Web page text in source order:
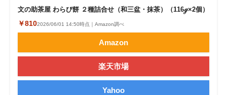
文の助茶屋 わらび餅 ２種詰合せ（和三盆・抹茶）（116ℊ×2個）
￥8102026/06/01 14:50時点｜Amazon調べ
Amazon
楽天市場
Yahoo